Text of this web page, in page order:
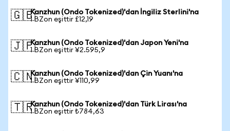
🇬🇧Kanzhun (Ondo Tokenized)'dan İngiliz Sterlini'na
1 BZon eşittir £12,19
🇯🇵Kanzhun (Ondo Tokenized)'dan Japon Yeni'na
1 BZon eşittir ¥2.595,9
🇨🇳Kanzhun (Ondo Tokenized)'dan Çin Yuanı'na
1 BZon eşittir ¥110,99
🇹🇷Kanzhun (Ondo Tokenized)'dan Türk Lirası'na
1 BZon eşittir ₺784,63